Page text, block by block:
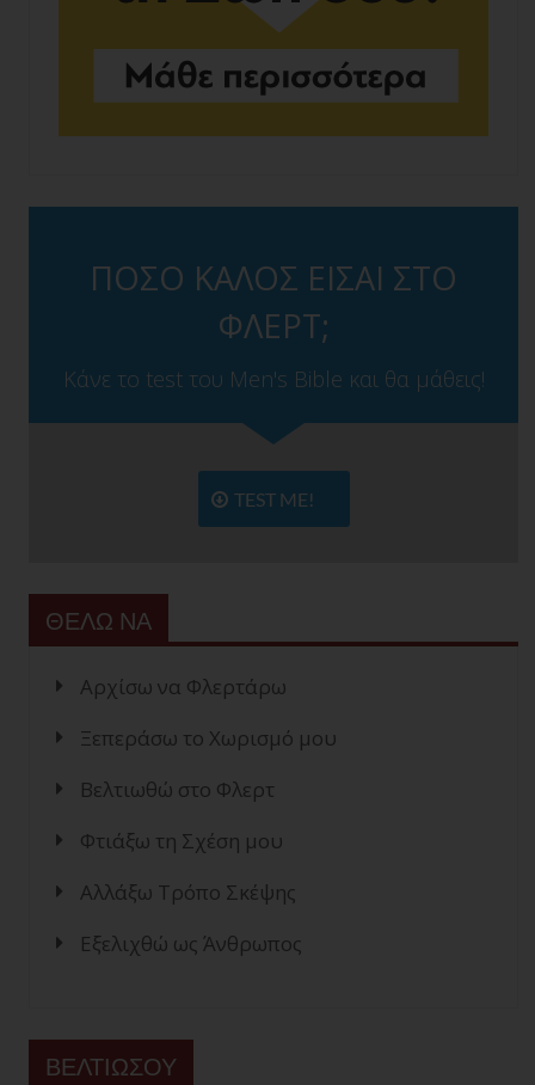
ΠΟΣΟ ΚΑΛΟΣ ΕΙΣΑΙ ΣΤΟ
ΦΛΕΡΤ;
Κάνε το test του Men's Bible και θα μάθεις!
TEST ME!
ΘΕΛΩ ΝΑ
Αρχίσω να Φλερτάρω
Ξεπεράσω το Χωρισμό μου
Βελτιωθώ στο Φλερτ
Φτιάξω τη Σχέση μου
Αλλάξω Τρόπο Σκέψης
Εξελιχθώ ως Άνθρωπος
ΒΕΛΤΙΩΣΟΥ